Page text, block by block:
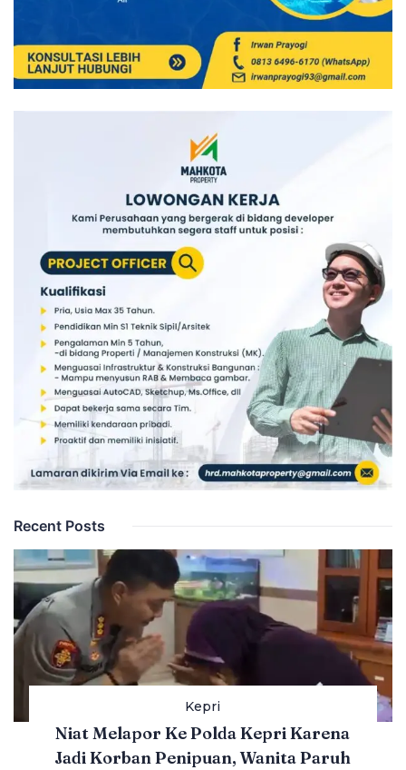
Recent Posts
Kepri
Niat Melapor Ke Polda Kepri Karena
Jadi Korban Penipuan, Wanita Paruh